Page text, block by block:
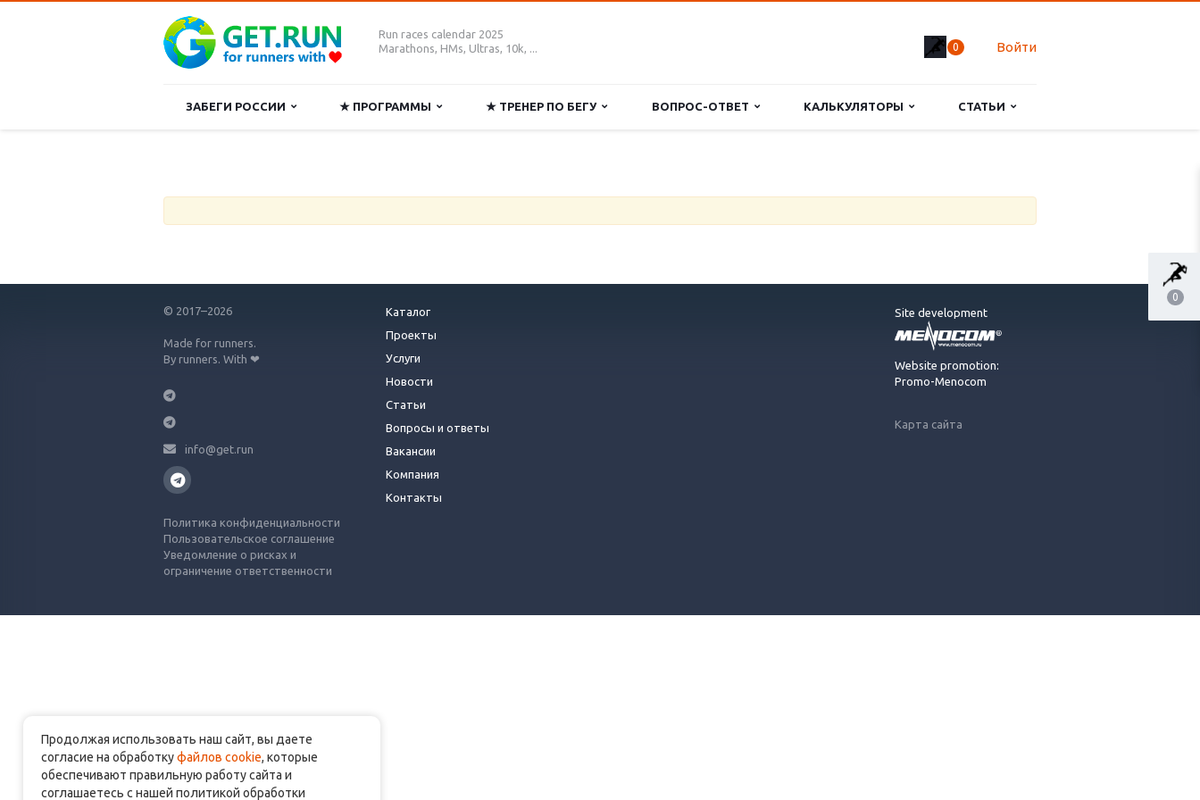
0
Run races calendar 2025
Marathons, HMs, Ultras, 10k, ...
0 Войти
ЗАБЕГИ РОССИИ ★ ПРОГРАММЫ ★ ТРЕНЕР ПО БЕГУ ВОПРОС-ОТВЕТ КАЛЬКУЛЯТОРЫ СТАТЬИ
© 2017–2026
Made for runners.
By runners. With ❤
info@get.run
Политика конфиденциальности
Пользовательское соглашение
Уведомление о рисках и
ограничение ответственности
Каталог
Проекты
Услуги
Новости
Статьи
Вопросы и ответы
Вакансии
Компания
Контакты
Site development
Website promotion:
Promo-Menocom
Карта сайта
Продолжая использовать наш сайт, вы даете
согласие на обработкуфайлов cookie, которые
обеспечивают правильную работу сайта и
соглашаетесь с нашей политикой обработки